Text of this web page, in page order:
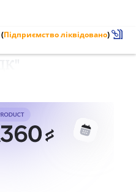
(Підприємство ліквідовано)